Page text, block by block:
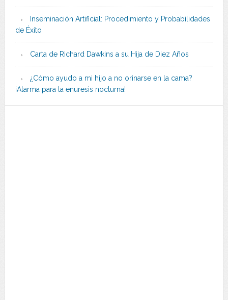
Inseminación Artificial: Procedimiento y Probabilidades
de Éxito
Carta de Richard Dawkins a su Hija de Diez Años
¿Cómo ayudo a mi hijo a no orinarse en la cama?
¡Alarma para la enuresis nocturna!